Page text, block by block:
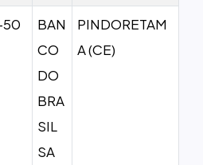
BAN
CO
DO
BRA
SIL
SA
PINDORETAM
A (CE)